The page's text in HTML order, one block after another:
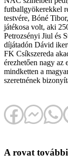
futballgyökerekkel
testvére, Bóné
játékosa volt, aki
Petrozsényi Jiul és
díjátadón Dávid
FK Csíkszereda
érezhetően nagy az
mindketten a
szeretnének
A rovat